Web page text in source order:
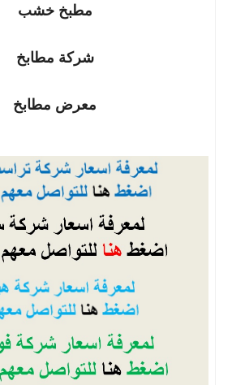
مطبخ خشب
شركة مطابخ
معرض مطابخ